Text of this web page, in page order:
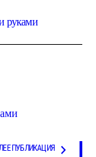
руками
ПУБЛИКАЦИЯ